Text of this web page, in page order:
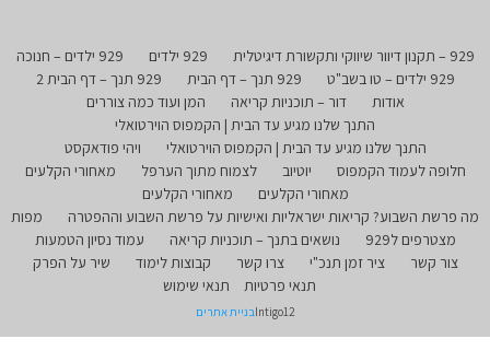
929 – תקנון דיוור שיווקי ותקשורת דיגיטלית 929 ילדים
929 ילדים – חנוכה
929 ילדים – טו בשב"ט
929 תנך – דף הבית
929 תנך – דף הבית 2
אודות
דור – תוכניות קריאה
המן ועוד כמה צוררים
התנך שלנו מגיע עד הבית | הקמפוס הוירטואלי
התנך שלנו מגיע עד הבית | הקמפוס הוירטואלי
ויהי פודאקסט
חלופה לעמוד הקמפוס
יוטיוב לצמוח מתוך הערפל
מאחורי הקלעים
מאחורי הקלעים
מאחורי הקלעים
מה פרשת השבוע? קריאות ישראליות ואישיות על פרשת השבוע וההפטרה
מפות
מצטרפים ל929
נושאים בתנך – תוכניות קריאה
עמוד נסיון הטמעות
צור קשר
ציר זמן תנכ"י צרו קשר קבוצות לימוד
שיר על הפרק
תנאי פרטיות
תנאי שימוש
Intigo12בניית אתרים